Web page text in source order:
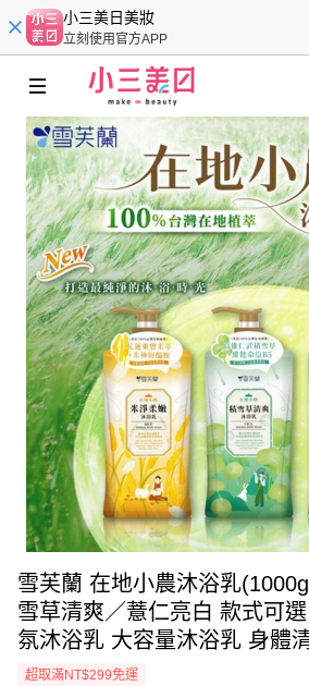
小三美日美妝
立刻使用官方APP
雪芙蘭 在地小農沐浴乳
雪草清爽／薏仁亮白 款式可
氛沐浴乳 大容量沐浴乳 身體
【DS030426】空運禁送
超取滿NT$299免運